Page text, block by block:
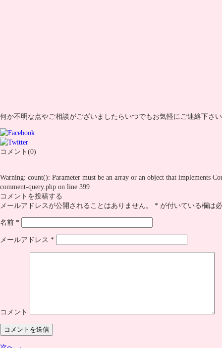
何か不明な点やご相談がございましたらいつでもお気軽にご連絡下さ
コメント(0)
Warning: count(): Parameter must be an array or an object that implements
comment-query.php on line 399
コメントを投稿する
メールアドレスが公開されることはありません。
* が付いている欄は
名前 *
メールアドレス *
コメント